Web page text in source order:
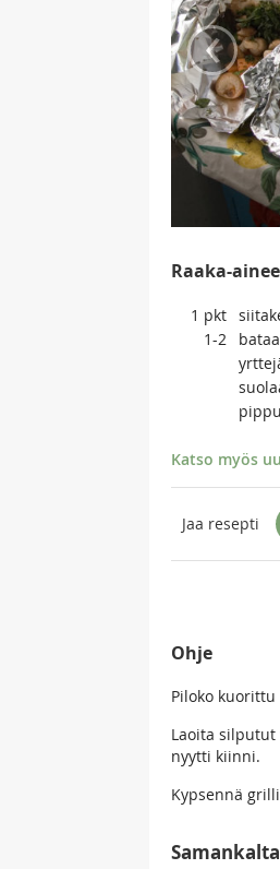
‹
Raaka-
1 pkt
1-2
Katso myös
Jaa resepti
Ohje
Piloko
Laoita
nyytti kiinni.
Kypsennä